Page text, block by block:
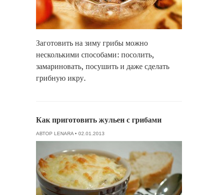
Заготовить на зиму грибы можно
несколькими способами: посолить,
замариновать, посушить и даже сделать
грибную икру.
Как приготовить жульен с грибами
АВТОР LENARA• 02.01.2013